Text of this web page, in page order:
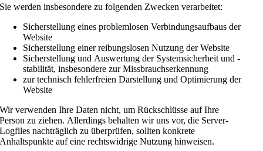
Sie werden insbesondere zu folgenden Zwecken verarbeitet:
Sicherstellung eines problemlosen Verbindungsaufbaus der
Website
Sicherstellung einer reibungslosen Nutzung der Website
Sicherstellung und Auswertung der Systemsicherheit und -
stabilität, insbesondere zur Missbrauchserkennung
zur technisch fehlerfreien Darstellung und Optimierung der
Website
Wir verwenden Ihre Daten nicht, um Rückschlüsse auf Ihre
Person zu ziehen. Allerdings behalten wir uns vor, die Server-
Logfiles nachträglich zu überprüfen, sollten konkrete
Anhaltspunkte auf eine rechtswidrige Nutzung hinweisen.